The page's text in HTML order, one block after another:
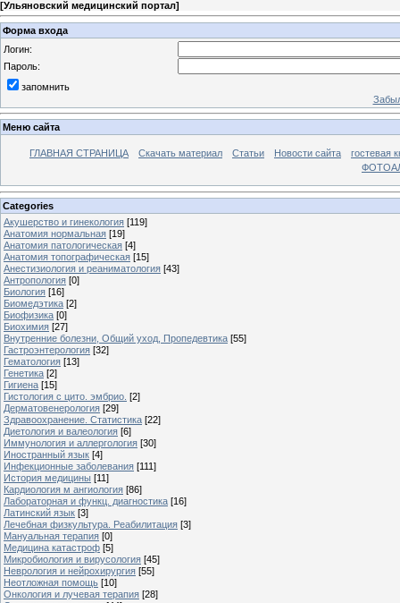
[Ульяновский медицинский портал]
Форма входа
Логин:
Пароль:
запомнить
Меню сайта
ГЛАВНАЯ СТРАНИЦА Скачать материал Статьи Новости сайта
гостевая
Categories
Акушерство и гинекология [119]
Анатомия нормальная [19]
Анатомия патологическая [4]
Анатомия топографическая [15]
Анестизиология и реаниматология [43]
Антропология [0]
Биология [16]
Биомедэтика [2]
Биофизика [0]
Биохимия [27]
Внутренние болезни, Общий уход, Пропедевтика [55]
Гастроэнтерология [32]
Гематология [13]
Генетика [2]
Гигиена [15]
Гистология с цито. эмбрио. [2]
Дерматовенерология [29]
Здравоохранение. Статистика [22]
Диетология и валеология [6]
Иммунология и аллергология [30]
Иностранный язык [4]
Инфекционные заболевания [111]
История медицины [11]
Кардиология м ангиология [86]
Лабораторная и функц. диагностика [16]
Латинский язык [3]
Лечебная физкультура. Реабилитация [3]
Мануальная терапия [0]
Медицина катастроф [5]
Микробиология и вирусология [45]
Неврология и нейрохирургия [55]
Неотложная помощь [10]
Онкология и лучевая терапия [28]